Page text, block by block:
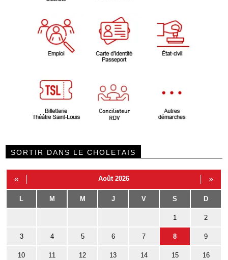
SORTIR DANS LE CHOLETAIS
« Août 2026 »
L M M J V S D
1 2
3 4 5 6 7 8 9
10 11 12 13 14 15 16